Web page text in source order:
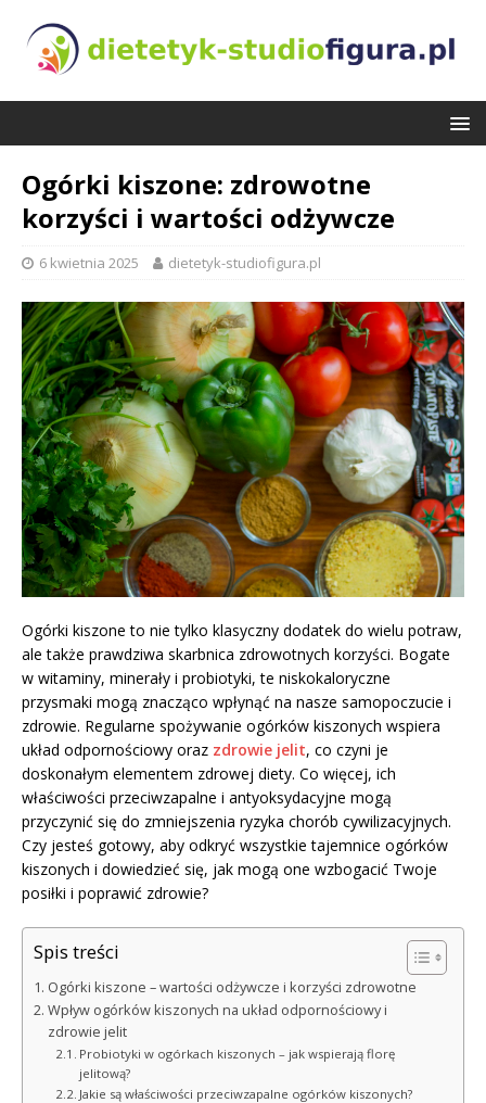
Ogórki kiszone: zdrowotne
korzyści i wartości odżywcze
6 kwietnia 2025 dietetyk-studiofigura.pl
Ogórki kiszone to nie tylko klasyczny dodatek do wielu potraw,
ale także prawdziwa skarbnica zdrowotnych korzyści. Bogate
w witaminy, minerały i probiotyki, te niskokaloryczne
przysmaki mogą znacząco wpłynąć na nasze samopoczucie i
zdrowie. Regularne spożywanie ogórków kiszonych wspiera
układ odpornościowy oraz zdrowie jelit, co czyni je
doskonałym elementem zdrowej diety. Co więcej, ich
właściwości przeciwzapalne i antyoksydacyjne mogą
przyczynić się do zmniejszenia ryzyka chorób cywilizacyjnych.
Czy jesteś gotowy, aby odkryć wszystkie tajemnice ogórków
kiszonych i dowiedzieć się, jak mogą one wzbogacić Twoje
posiłki i poprawić zdrowie?
Spis treści
Ogórki kiszone – wartości odżywcze i korzyści zdrowotne
Wpływ ogórków kiszonych na układ odpornościowy i
zdrowie jelit
Probiotyki w ogórkach kiszonych – jak wspierają florę
jelitową?
Jakie są właściwości przeciwzapalne ogórków kiszonych?